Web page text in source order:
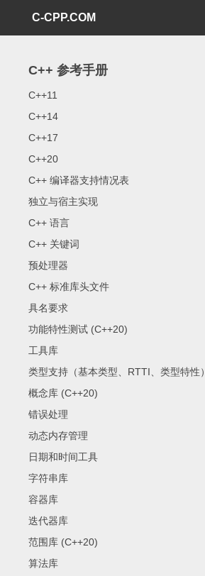
C-CPP.COM
C++ 参考手册
C++11
C++14
C++17
C++20
C++ 编译器支持情况表
独立与宿主实现
C++ 语言
C++ 关键词
预处理器
C++ 标准库头文件
具名要求
功能特性测试 (C++20)
工具库
类型支持（基本类型、RTTI、类型特性）
概念库 (C++20)
错误处理
动态内存管理
日期和时间工具
字符串库
容器库
迭代器库
范围库 (C++20)
算法库